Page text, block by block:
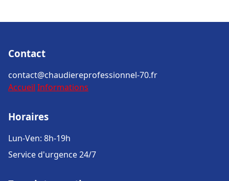
Contact
contact@chaudiereprofessionnel-70.fr
Accueil Informations
Horaires
Lun-Ven: 8h-19h
Service d'urgence 24/7